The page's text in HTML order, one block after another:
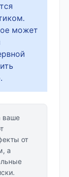
может
ваше
от
а